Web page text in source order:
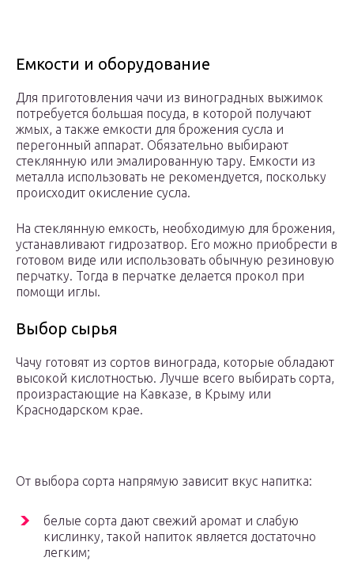
Емкости и оборудование
Для приготовления чачи из виноградных выжимок
потребуется большая посуда, в которой получают
жмых, а также емкости для брожения сусла и
перегонный аппарат. Обязательно выбирают
стеклянную или эмалированную тару. Емкости из
металла использовать не рекомендуется, поскольку
происходит окисление сусла.
На стеклянную емкость, необходимую для брожения,
устанавливают гидрозатвор. Его можно приобрести в
готовом виде или использовать обычную резиновую
перчатку. Тогда в перчатке делается прокол при
помощи иглы.
Выбор сырья
Чачу готовят из сортов винограда, которые обладают
высокой кислотностью. Лучше всего выбирать сорта,
произрастающие на Кавказе, в Крыму или
Краснодарском крае.
От выбора сорта напрямую зависит вкус напитка:
белые сорта дают свежий аромат и слабую
кислинку, такой напиток является достаточно
легким;